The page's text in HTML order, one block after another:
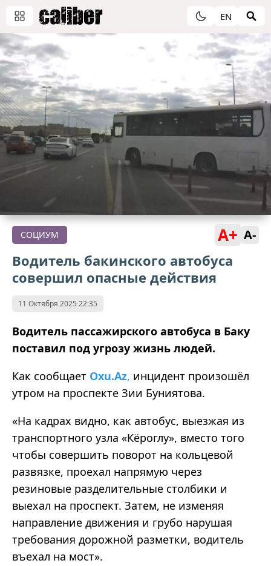
EN
СОЦИУМ A+ A-
Водитель бакинского автобуса
совершил опасные действия
11 Октября 2025 22:35
Водитель пассажирского автобуса в Баку
поставил под угрозу жизнь людей.
Как сообщает Oxu.Az, инцидент произошёл
утром на проспекте Зии Буниятова.
«На кадрах видно, как автобус, выезжая из
транспортного узла «Кёроглу», вместо того
чтобы совершить поворот на кольцевой
развязке, проехал напрямую через
резиновые разделительные столбики и
выехал на проспект. Затем, не изменяя
направление движения и грубо нарушая
требования дорожной разметки, водитель
въехал на мост».